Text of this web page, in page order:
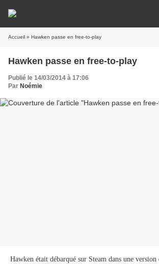
Accueil » Hawken passe en free-to-play
Hawken passe en free-to-play
Publié le 14/03/2014 à 17:06
Par Noémie
Hawken était débarqué sur Steam dans une version